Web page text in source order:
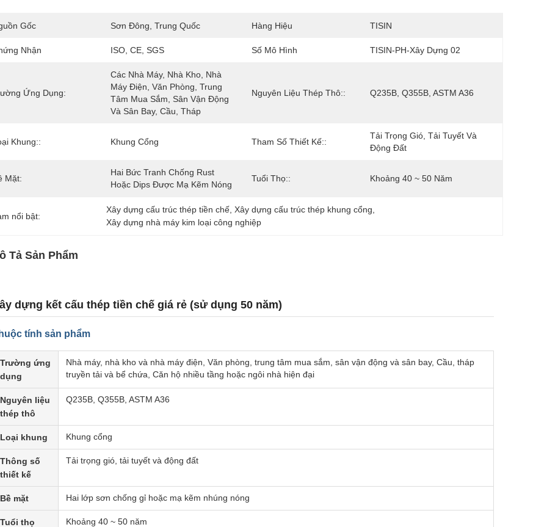
Gốc Sơn Đông, Trung Quốc Hàng Hiệu TISIN
Nhận ISO, CE, SGS Số Mô Hình TISIN-PH-Xây Dựng 02
Ứng Dụng:
Các Nhà Máy, Nhà Kho, Nhà
Máy Điện, Văn Phòng, Trung
Tâm Mua Sắm, Sân Vận Động
Và Sân Bay, Cầu, Tháp
Nguyên Liệu Thép Thô:: Q235B, Q355B, ASTM A36
Khung:: Khung Cổng Tham Số Thiết Kế::
Tải Trọng Gió, Tải Tuyết Và
Động Đất
Mặt:
Hai Bức Tranh Chống Rust
Hoặc Dips Được Mạ Kẽm Nóng
Tuổi Thọ:: Khoảng 40 ~ 50 Năm
nổi bật:
Xây dựng cấu trúc thép tiền chế , Xây dựng cấu trúc thép khung cổng
Xây dựng nhà máy kim loại công nghiệp
Tả Sản Phẩm
dựng kết cấu thép tiền chế giá rẻ (sử dụng 50 năm)
tính sản phẩm
Trường ứng
dụng
Nhà máy, nhà kho và nhà máy điện, Văn phòng, trung tâm mua sắm, sân vận động và sân bay, Cầu, tháp
truyền tải và bể chứa, Căn hộ nhiều tầng hoặc ngôi nhà hiện đại
Nguyên liệu
thép thô
Q235B, Q355B, ASTM A36
Loại khung Khung cổng
Thông số
thiết kế
Tải trọng gió, tải tuyết và động đất
Bề mặt Hai lớp sơn chống gỉ hoặc mạ kẽm nhúng nóng
Tuổi thọ Khoảng 40 ~ 50 năm